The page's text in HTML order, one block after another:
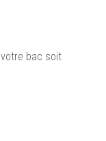
bac soit